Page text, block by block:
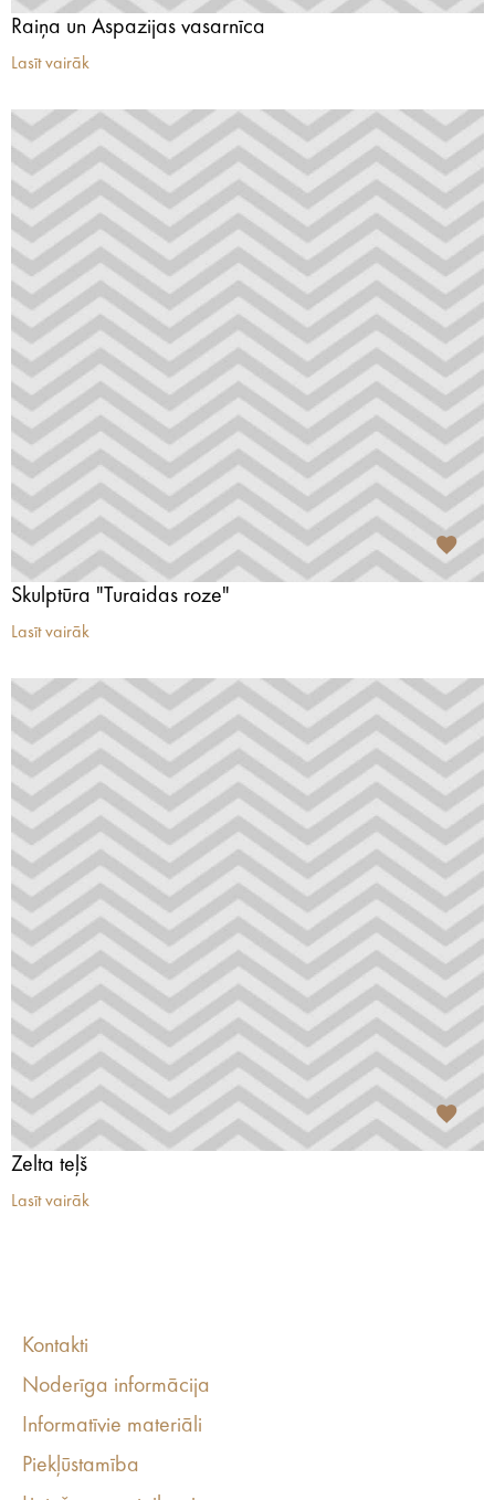
Raiņa un Aspazijas vasarnīca
Lasīt vairāk
Skulptūra "Turaidas roze"
Lasīt vairāk
Zelta teļš
Lasīt vairāk
Kontakti
Noderīga informācija
Informatīvie materiāli
Piekļūstamība